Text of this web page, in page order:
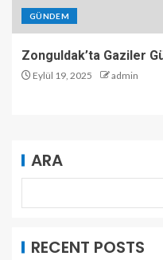
GÜNDEM
Zonguldak’ta Gaziler
Eylül 19, 2025 admin
ARA
RECENT POSTS